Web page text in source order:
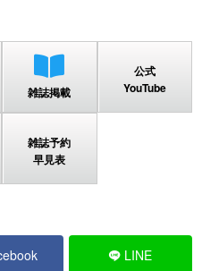
雑誌掲載
公式
YouTube
雑誌予約
早見表
LINE